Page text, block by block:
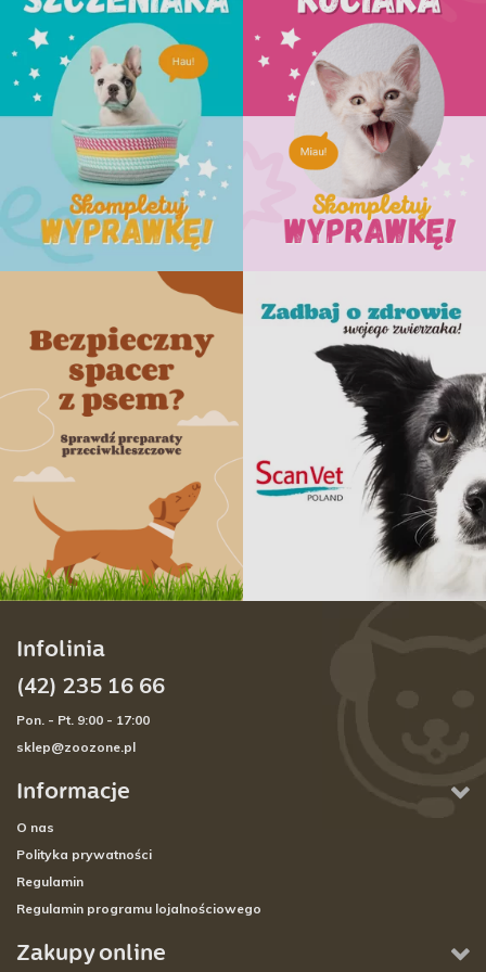
Informacje
O nas
Polityka prywatności
Regulamin
Regulamin programu lojalnościowego
Zakupy online
Infolinia
(42) 235 16 66
Pon. - Pt. 9:00 - 17:00
sklep@zoozone.pl